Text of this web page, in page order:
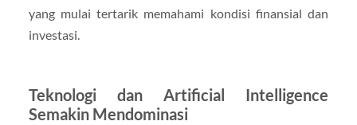
yang mulai tertarik memahami kondisi finansial dan
investasi.
Teknologi dan Artificial Intelligence
Semakin Mendominasi